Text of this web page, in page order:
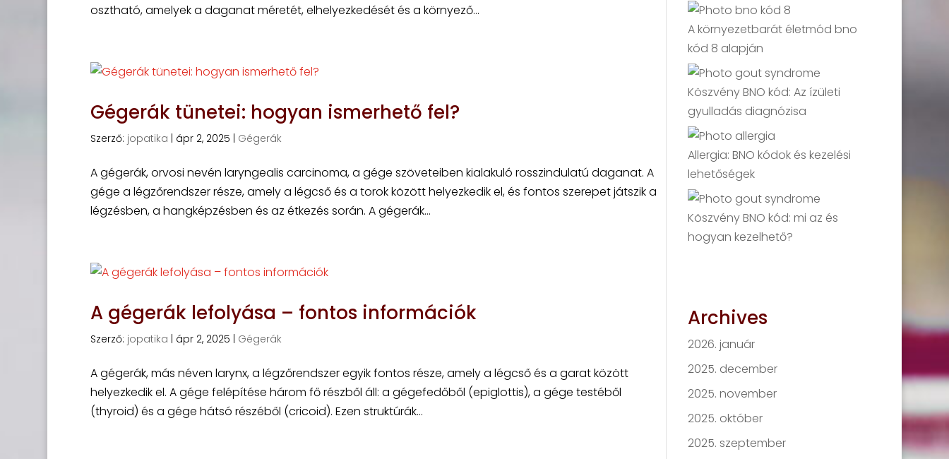
osztható, amelyek a daganat méretét, elhelyezkedését és a környező...
Gégerák tünetei: hogyan ismerhető fel?
Szerző: jopatika ápr 2, 2025 Gégerák
A gégerák, orvosi nevén laryngealis carcinoma, a gége szöveteiben kialakuló rosszindulatú daganat. A
gége a légzőrendszer része, amely a légcső és a torok között helyezkedik el, és fontos szerepet játszik a
légzésben, a hangképzésben és az étkezés során. A gégerák...
A gégerák lefolyása – fontos információk
Szerző: jopatika ápr 2, 2025 Gégerák
A gégerák, más néven larynx, a légzőrendszer egyik fontos része, amely a légcső és a garat között
helyezkedik el. A gége felépítése három fő részből áll: a gégefedőből (epiglottis), a gége testéből
(thyroid) és a gége hátsó részéből (cricoid). Ezen struktúrák...
A környezetbarát életmód bno
kód 8 alapján
Köszvény BNO kód: Az ízületi
gyulladás diagnózisa
Allergia: BNO kódok és kezelési
lehetőségek
Köszvény BNO kód: mi az és
hogyan kezelhető?
Archives
2026. január
2025. december
2025. november
2025. október
2025. szeptember